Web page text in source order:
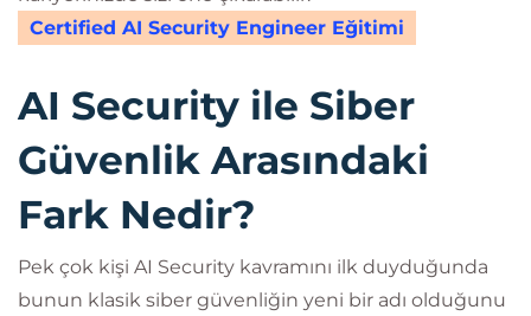
Certified AI Security Engineer Eğitimi
AI Security ile Siber
Güvenlik Arasındaki
Fark Nedir?
Pek çok kişi AI Security kavramını ilk duyduğunda
bunun klasik siber güvenliğin yeni bir adı olduğunu